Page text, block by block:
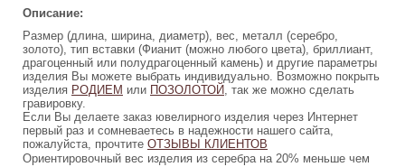
Описание:
Размер (длина, ширина, диаметр), вес, металл (серебро,
золото), тип вставки (Фианит (можно любого цвета), бриллиант,
драгоценный или полудрагоценный камень) и другие параметры
изделия Вы можете выбрать индивидуально. Возможно покрыть
изделия РОДИЕМ или ПОЗОЛОТОЙ, так же можно сделать
гравировку.
Если Вы делаете заказ ювелирного изделия через Интернет
первый раз и сомневаетесь в надежности нашего сайта,
пожалуйста, прочтите ОТЗЫВЫ КЛИЕНТОВ
Ориентировочный вес изделия из серебра на 20% меньше чем
Размер (длина, ширина, диаметр), вес, металл (серебро,
золото), тип вставки (Фианит (можно любого цвета), бриллиант,
драгоценный или полудрагоценный камень) и другие параметры
изделия Вы можете выбрать индивидуально. Возможно покрыть
изделия
РОДИЕМ
или
ПОЗОЛОТОЙ
, так же можно сделать
Если Вы делаете заказ ювелирного изделия через Интернет
первый раз и сомневаетесь в надежности нашего сайта,
пожалуйста, прочтите
ОТЗЫВЫ КЛИЕНТОВ
Ориентировочный вес изделия из серебра на 20% меньше чем